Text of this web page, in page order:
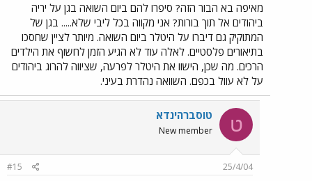
מאיפה בא הבור הזה? סיפרו להם ביום השואה בגן על יריה
ביהודים אל תוך בורות? אני מקווה בכל ליבי שלא..... בגן של
המתוקיק גם דיברו על היטלר ביום השואה. מיותר לציין שחסכו
בתיאורים פלסטיים. לאלה עוד לא הגיע הזמן לחשוף את הילדים
הרכים. מה שכן, הישוו את היטלר לפרעה, שציווה להרוג ביהודים
על לא עוול בכפם. השוואה נהדרת בעיני.
ט טוסברהינדא
New member
25/4/04
#15